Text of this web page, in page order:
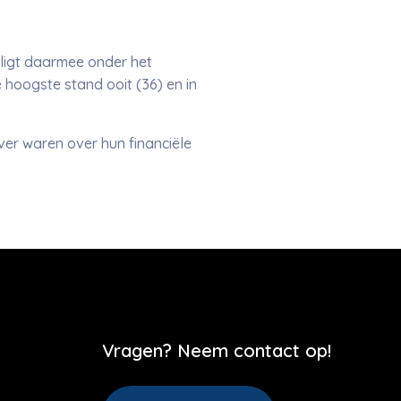
daarmee onder het
stand ooit (36) en in
waren over hun financiële
Vragen? Neem contact op!